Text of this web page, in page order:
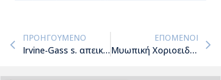
ΠΡΟΗΓΟΎΜΕΝΟ
Irvine-Gass s. απεικόνιση με OCT-angio
ΕΠΌΜΕΝΟΙ
Μυωπική Χοριοειδική Νεοαγγείωση: απεικόνιση με OCT-angio